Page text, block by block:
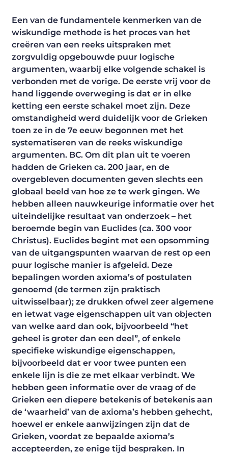
Een van de fundamentele kenmerken van de
wiskundige methode is het proces van het
creëren van een reeks uitspraken met
zorgvuldig opgebouwde puur logische
argumenten, waarbij elke volgende schakel is
verbonden met de vorige. De eerste vrij voor de
hand liggende overweging is dat er in elke
ketting een eerste schakel moet zijn. Deze
omstandigheid werd duidelijk voor de Grieken
toen ze in de 7e eeuw begonnen met het
systematiseren van de reeks wiskundige
argumenten. BC. Om dit plan uit te voeren
hadden de Grieken ca. 200 jaar, en de
overgebleven documenten geven slechts een
globaal beeld van hoe ze te werk gingen. We
hebben alleen nauwkeurige informatie over het
uiteindelijke resultaat van onderzoek – het
beroemde begin van Euclides (ca. 300 voor
Christus). Euclides begint met een opsomming
van de uitgangspunten waarvan de rest op een
puur logische manier is afgeleid. Deze
bepalingen worden axioma’s of postulaten
genoemd (de termen zijn praktisch
uitwisselbaar); ze drukken ofwel zeer algemene
en ietwat vage eigenschappen uit van objecten
van welke aard dan ook, bijvoorbeeld “het
geheel is groter dan een deel”, of enkele
specifieke wiskundige eigenschappen,
bijvoorbeeld dat er voor twee punten een
enkele lijn is die ze met elkaar verbindt. We
hebben geen informatie over de vraag of de
Grieken een diepere betekenis of betekenis aan
de ‘waarheid’ van de axioma’s hebben gehecht,
hoewel er enkele aanwijzingen zijn dat de
Grieken, voordat ze bepaalde axioma’s
accepteerden, ze enige tijd bespraken. In